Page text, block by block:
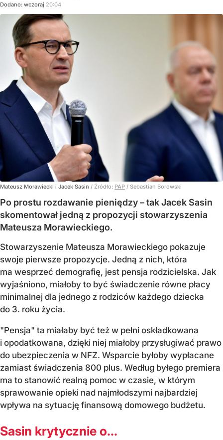
Dodano: wczoraj 20:04
Mateusz Morawiecki i Jacek Sasin / Źródło: PAP / Sebastian Borowski
Po prostu rozdawanie pieniędzy – tak Jacek Sasin
skomentował jedną z propozycji stowarzyszenia
Mateusza Morawieckiego.
Stowarzyszenie Mateusza Morawieckiego pokazuje
swoje pierwsze propozycje. Jedną z nich, która
ma wesprzeć demografię, jest pensja rodzicielska. Jak
wyjaśniono, miałoby to być świadczenie równe płacy
minimalnej dla jednego z rodziców każdego dziecka
do 3. roku życia.
"Pensja" ta miałaby być też w pełni oskładkowana
i opodatkowana, dzięki niej miałoby przysługiwać prawo
do ubezpieczenia w NFZ. Wsparcie byłoby wypłacane
zamiast świadczenia 800 plus. Według byłego premiera
ma to stanowić realną pomoc w czasie, w którym
sprawowanie opieki nad najmłodszymi najbardziej
wpływa na sytuację finansową domowego budżetu.
Sasin krytycznie o...